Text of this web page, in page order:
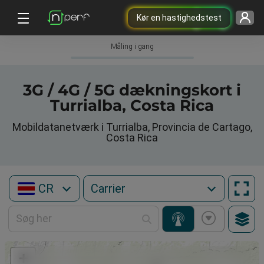
Kør en hastighedstest
Måling i gang
3G / 4G / 5G dækningskort i
Turrialba, Costa Rica
Mobildatanetværk i Turrialba, Provincia de Cartago,
Costa Rica
CR